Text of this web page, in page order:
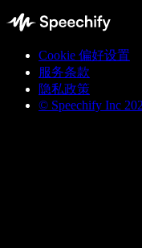
Cookie 偏好设置
服务条款
隐私政策
© Speechify Inc